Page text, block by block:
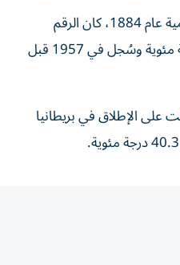
يذكر أنه منذ بدء ‌السجلات الرسمية ⁠عام 1884، كان ​الرقم
القياسي السابق ⁠يبلغ 35.6 درجة مئوية ⁠وسُجل في 1957 قبل
⁠على ​الإطلاق في ⁠بريطانيا